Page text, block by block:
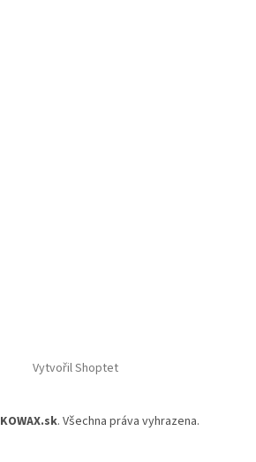
Vytvořil Shoptet
KOWAX.sk. Všechna práva vyhrazena.